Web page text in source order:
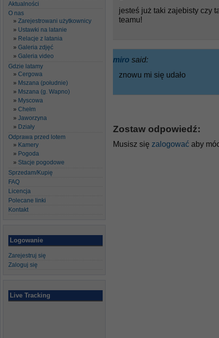
Aktualności
O nas
Zarejestrowani użytkownicy
Ustawki na latanie
Relacje z latania
Galeria zdjęć
Galeria video
Gdzie latamy
Cergowa
Mszana (południe)
Mszana (g. Wapno)
Myscowa
Chełm
Jaworzyna
Działy
Odprawa przed lotem
Kamery
Pogoda
Stacje pogodowe
Sprzedam/Kupię
FAQ
Licencja
Polecane linki
Kontakt
Logowanie
Zarejestruj się
Zaloguj się
Live Tracking
jesteś już taki zajebisty czy
teamu!
miro said:
znowu mi się udało
Zostaw odpowiedź:
Musisz się zalogować aby